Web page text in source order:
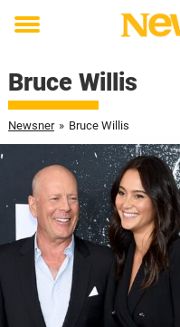
Toggle
Bruce Willis
Newsner » Bruce Willis